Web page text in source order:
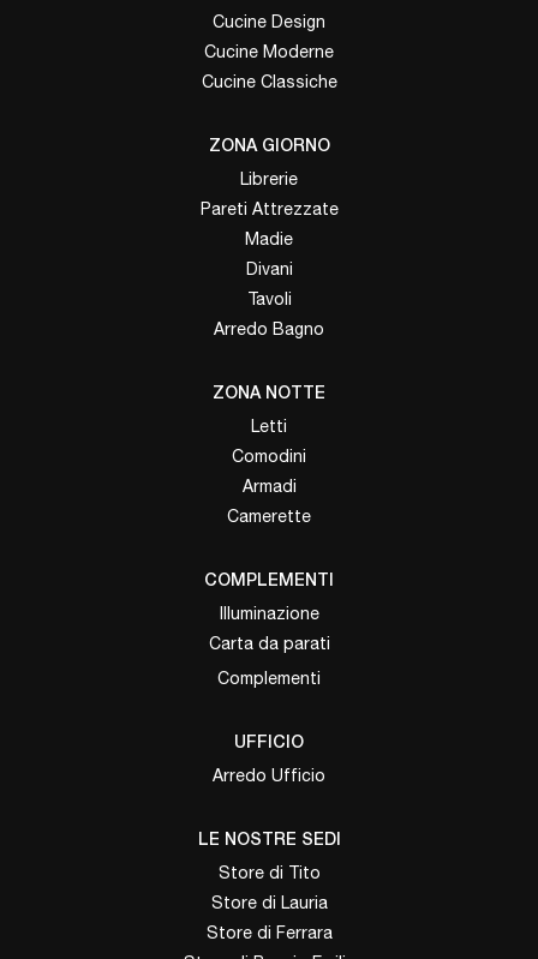
Cucine Design
Cucine Moderne
Cucine Classiche
ZONA GIORNO
Librerie
Pareti Attrezzate
Madie
Divani
Tavoli
Arredo Bagno
ZONA NOTTE
Letti
Comodini
Armadi
Camerette
COMPLEMENTI
Illuminazione
Carta da parati
Complementi
UFFICIO
Arredo Ufficio
LE NOSTRE SEDI
Store di Tito
Store di Lauria
Store di Ferrara